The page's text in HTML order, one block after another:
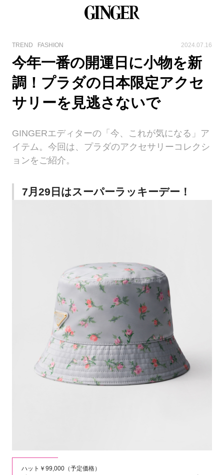
TREND FASHION 2024.07.16
今年一番の開運日に小物を新
調！プラダの日本限定アクセ
サリーを見逃さないで
GINGERエディターの「今、これが気になる」ア
イテム。今回は、プラダのアクセサリーコレクシ
ョンをご紹介。
7月29日はスーパーラッキーデー！
ハット￥99,000（予定価格）